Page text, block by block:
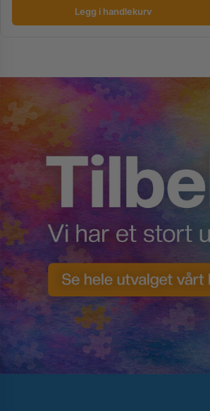
Legg i handlekurv